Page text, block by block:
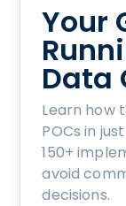
Your
Data
Learn how
POCs in
150+
avoid
decisions.